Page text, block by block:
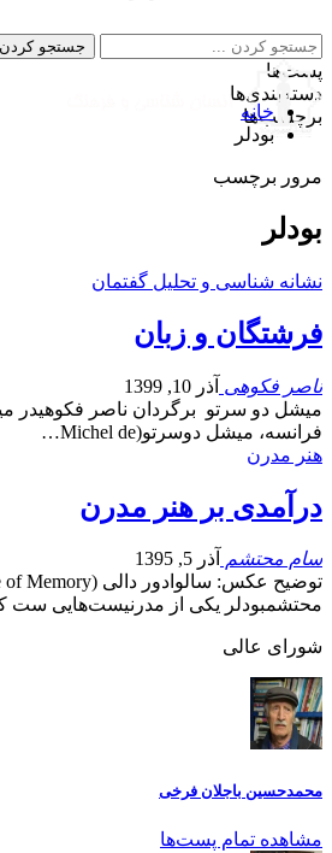
پست‌ها
دسته‌بندی‌ها
برچسب‌ها
خانه
بودلر
مرور برچسب
بودلر
نشانه شناسی و تحلیل گفتمان
فرشتگان و زبان
ناصر فکوهی آذر 10, 1399
میشل دو سرتو برگردان ناصر فکوهیدر
فرانسه، میشل دوسرتو(Michel de…
هنر مدرن
درآمدی بر هنر مدرن
سام محتشم آذر 5, 1395
محتشمبودلر یکی از مدرنیست‌هایی ست
شورای عالی
محمدحسین باجلان فرخی
مشاهده تمام پست‌ها